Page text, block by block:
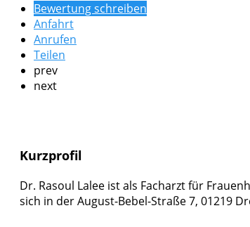
Bewertung schreiben
Anfahrt
Anrufen
Teilen
prev
next
Kurzprofil
Dr. Rasoul Lalee ist als Facharzt für
sich in der August-Bebel-Straße 7, 01219